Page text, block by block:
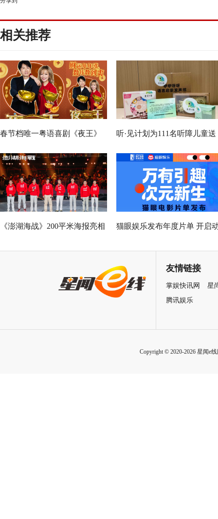
相关推荐
春节档唯一粤语喜剧《夜王》
广州路演 黄子华粤语“造梗
王”现场爆笑开大
听·见计划为111名听障儿童送
上新年声音礼包：让每一次表
达都有回响
《澎湖海战》200平米海报亮相 猫眼娱乐发布年度片单 开启
友情链接
掌娱快讯网
星
腾讯娱乐
Copyright © 2020-2026 星闻e